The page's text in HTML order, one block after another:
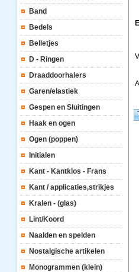
Band
Bedels
Belletjes
D - Ringen
Draaddoorhalers
Garen/elastiek
Gespen en Sluitingen
Haak en ogen
Ogen (poppen)
Initialen
Kant - Kantklos - Frans
Kant / applicaties,strikjes
Kralen - (glas)
Lint/Koord
Naalden en spelden
Nostalgische artikelen
Monogrammen (klein)